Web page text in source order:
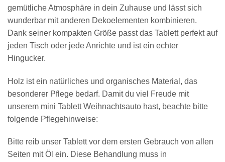
gemütliche Atmosphäre in dein Zuhause und lässt sich
wunderbar mit anderen Dekoelementen kombinieren.
Dank seiner kompakten Größe passt das Tablett perfekt auf
jeden Tisch oder jede Anrichte und ist ein echter
Hingucker.
Holz ist ein natürliches und organisches Material, das
besonderer Pflege bedarf. Damit du viel Freude mit
unserem mini Tablett Weihnachtsauto hast, beachte bitte
folgende Pflegehinweise:
Bitte reib unser Tablett vor dem ersten Gebrauch von allen
Seiten mit Öl ein. Diese Behandlung muss in